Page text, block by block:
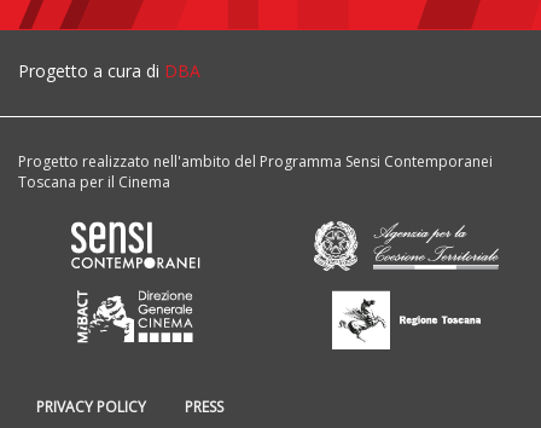
Progetto a cura di DBA
Progetto realizzato nell'ambito del Programma Sensi Contemporanei
Toscana per il Cinema
PRIVACY POLICY PRESS